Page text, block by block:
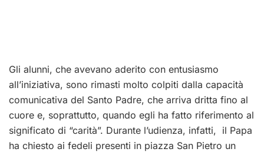
Gli alunni, che avevano aderito con entusiasmo
all’iniziativa, sono rimasti molto colpiti dalla capacità
comunicativa del Santo Padre, che arriva dritta fino al
cuore e, soprattutto, quando egli ha fatto riferimento al
significato di “carità”. Durante l’udienza, infatti, il Papa
ha chiesto ai fedeli presenti in piazza San Pietro un